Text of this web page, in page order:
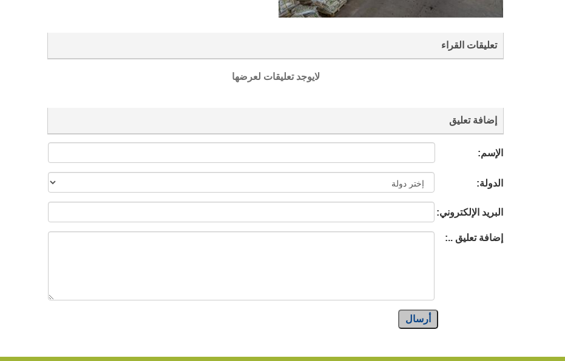
تعليقات القراء
لايوجد تعليقات لعرضها
إضافة تعليق
الإسم:
الدولة:
البريد الإلكتروني:
إضافة تعليق ..:
أرسال